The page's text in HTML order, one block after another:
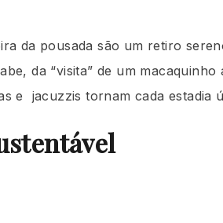
da pousada são um retiro
da “visita” de um
e jacuzzis tornam cada estadia